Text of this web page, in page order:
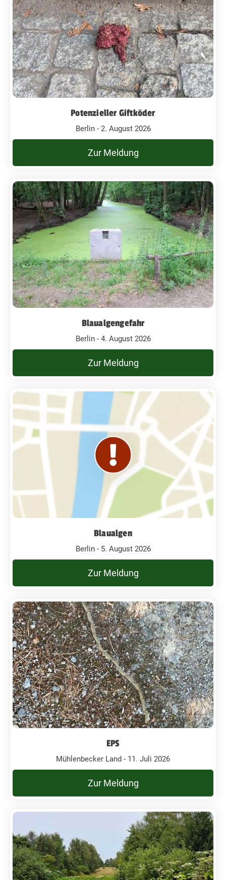
Potenzieller Giftköder
Berlin - 2. August 2026
Zur Meldung
Blaualgengefahr
Berlin - 4. August 2026
Zur Meldung
Blaualgen
Berlin - 5. August 2026
Zur Meldung
EPS
Mühlenbecker Land - 11. Juli 2026
Zur Meldung